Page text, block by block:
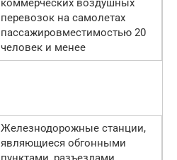
коммерческих воздушных
перевозок на самолетах
пассажировместимостью 20
человек и менее
Железнодорожные станции,
являющиеся обгонными